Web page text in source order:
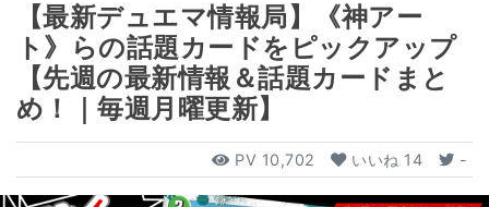
【最新デュエマ情報局】《神アー
ト》らの話題カードをピックアップ
【先週の最新情報＆話題カードまと
め！｜毎週月曜更新】
PV 10,702 いいね 14 -